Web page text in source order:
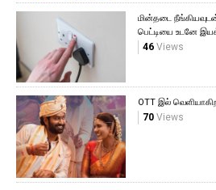
மின்தடை
பெட்டியை உடனே
46Views
OTT இல்
70Views